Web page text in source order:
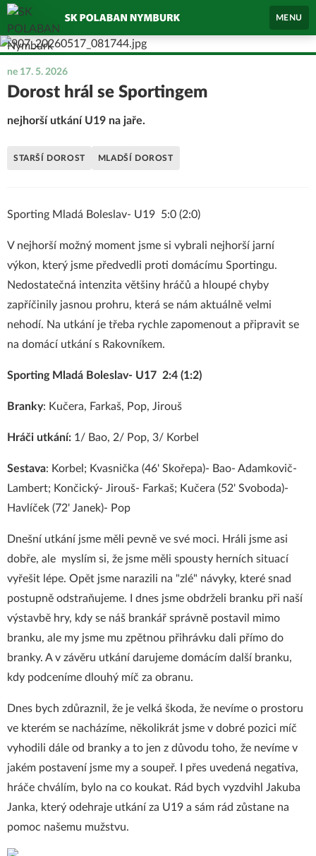
MENU
ne 17. 5. 2026
Dorost hrál se Sportingem
nejhorší utkání U19 na jaře.
STARŠÍ DOROST MLADŠÍ DOROST
Sporting Mladá Boleslav- U19 5:0 (2:0)
V nejhorší možný moment jsme si vybrali nejhorší jarní
výkon, který jsme předvedli proti domácímu Sportingu.
Nedostatečná intenzita většiny hráčů a hloupé chyby
zapříčinily jasnou prohru, která se nám aktuálně velmi
nehodí. Na utkání je třeba rychle zapomenout a připravit se
na domácí utkání s Rakovníkem.
Sporting Mladá Boleslav- U17 2:4 (1:2)
Branky: Kučera, Farkaš, Pop, Jirouš
Hráči utkání: 1/ Bao, 2/ Pop, 3/ Korbel
Sestava: Korbel; Kvasnička (46' Skořepa)- Bao- Adamkovič-
Lambert; Končický- Jirouš- Farkaš; Kučera (52' Svoboda)-
Havlíček (72' Janek)- Pop
Dnešní utkání jsme měli pevně ve své moci. Hráli jsme asi
dobře, ale myslím si, že jsme měli spousty herních situací
vyřešit lépe. Opět jsme narazili na "zlé" návyky, které snad
postupně odstraňujeme. I dnes jsme obdrželi branku při naší
výstavbě hry, kdy se náš brankář správně postavil mimo
branku, ale my jsme mu zpětnou přihrávku dali přímo do
branky. A v závěru utkání darujeme domácím další branku,
kdy podceníme dlouhý míč za obranu.
Dnes bych zdůraznil, že je velká škoda, že nevíme o prostoru
ve kterém se nacházíme, několikrát jsme v dobré pozici míč
vyhodili dále od branky a to jen z důvodu toho, že nevíme v
jakém postavení jsme my a soupeř. I přes uvedená negativa,
hráče chválím, bylo na co koukat. Rád bych vyzdvihl Jakuba
Janka, který odehraje utkání za U19 a sám rád zůstane na
pomoc našemu mužstvu.